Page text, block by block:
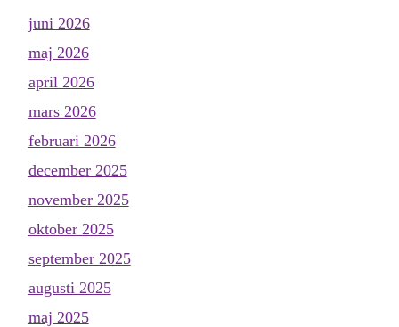
juni 2026
maj 2026
april 2026
mars 2026
februari 2026
december 2025
november 2025
oktober 2025
september 2025
augusti 2025
maj 2025